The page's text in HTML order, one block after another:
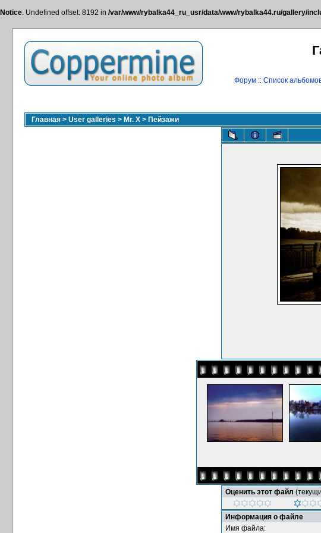
Notice: Undefined offset: 8192 in /var/www/rybalka44_ru_usr/data/www/rybalka44.ru/gallery/
Форум:: Список
Главная > User galleries > Mr. X > Пейзажи
Оценить этот файл
Информация о файле
Имя файла: